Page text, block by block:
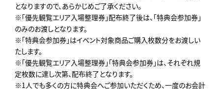
となりますので、あらかじめご了承ください。
※「優先観覧エリア入場整理券」配布終了後は、「特典会参加券」
のみのお渡しとなります。
※「特典会参加券」はイベント対象商品ご購入枚数分をお渡しい
たします。
※「優先観覧エリア入場整理券」「特典会参加券」は、それぞれ規
定枚数に達し次第、配布終了となります。
※1人でも多くの方に特典会へご参加いただくため、一度のお会計